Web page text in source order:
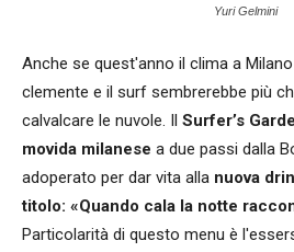
Yuri Gelmini
Anche se quest'anno il clima a
clemente e il surf sembrerebbe più
calvalcare le nuvole. Il Surfer’s
movida milanese a due passi dalla
adoperato per dar vita alla nuova
titolo: «Quando cala la notte
Particolarità di questo menu è